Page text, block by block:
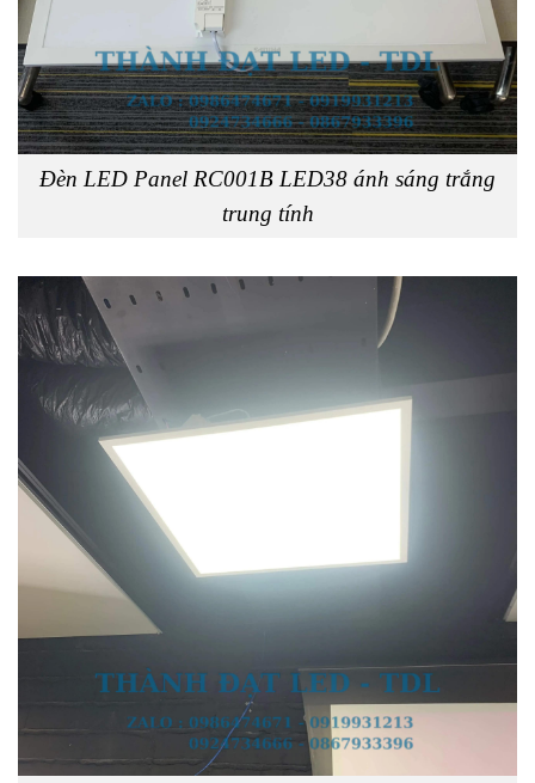
Đèn LED Panel RC001B LED38 ánh sáng trắng
trung tính